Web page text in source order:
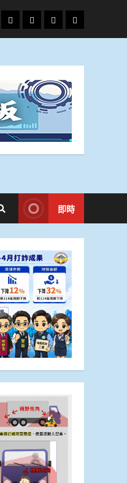
政
治
國
際
運
動
生
活
即時